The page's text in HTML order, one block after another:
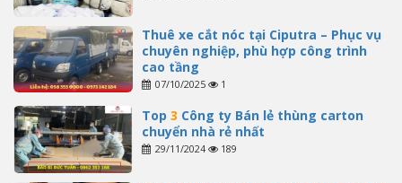
Thuê xe cắt nóc tại Ciputra – Phục vụ
chuyên nghiệp, phù hợp công trình
cao tầng
07/10/2025 1
Top 3 Công ty Bán lẻ thùng carton
chuyển nhà rẻ nhất
29/11/2024 189